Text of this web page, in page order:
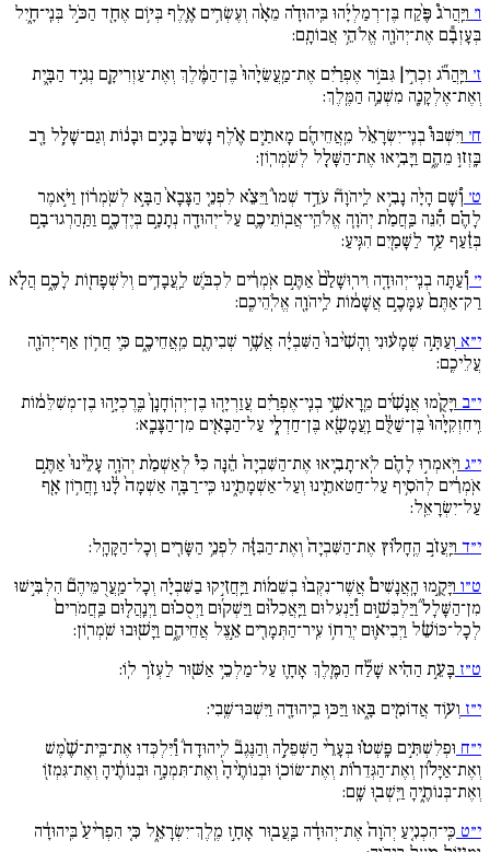
ו׳ וַיַּֽהֲרֹג֩ פֶּ֨קַח בֶּן־רְמַלְיָ֜הוּ בִּֽיהוּדָ֗ה מֵאָ֨ה וְעֶשְׂרִ֥ים אֶ֛לֶף בְּי֥וֹם אֶחָ֖ד הַכֹּ֣ל בְּנֵֽי־חָ֑יִל
בְּעָזְבָ֕ם אֶת־יְהֹוָ֖ה אֱלֹהֵ֥י אֲבוֹתָֽם:
ז׳ וַיַּֽהֲרֹ֞ג זִכְרִ֣י| גִּבּ֣וֹר אֶפְרַ֗יִם אֶת־מַֽעֲשֵׂיָ֙הוּ֙ בֶּן־הַמֶּ֔לֶךְ וְאֶת־עַזְרִיקָ֖ם נְגִ֣יד הַבָּ֑יִת
וְאֶת־אֶלְקָנָ֖ה מִשְׁנֵ֥ה הַמֶּֽלֶךְ:
ח׳ וַיִּשְׁבּוּ֩ בְנֵֽי־יִשְׂרָאֵ֨ל מֵֽאֲחֵיהֶ֜ם מָאתַ֣יִם אֶ֗לֶף נָשִׁים֙ בָּנִ֣ים וּבָנ֔וֹת וְגַם־שָׁלָ֥ל רָ֖ב
בָּֽזְז֣וּ מֵהֶ֑ם וַיָּבִ֥יאוּ אֶת־הַשָּׁלָ֖ל לְשֹֽׁמְרֽוֹן:
ט׳ וְ֠שָׁם הָיָ֨ה נָבִ֥יא לַֽיהֹוָה֘ עֹדֵ֣ד שְׁמוֹ֒ וַיֵּצֵ֗א לִפְנֵ֚י הַצָּבָא֙ הַבָּ֣א לְשֹֽׁמְר֔וֹן וַיֹּ֣אמֶר
לָהֶ֗ם הִ֠נֵּה בַּֽחֲמַ֨ת יְהֹוָ֧ה אֱלֹהֵֽי־אֲבֽוֹתֵיכֶ֛ם עַל־יְהוּדָ֖ה נְתָנָ֣ם בְּיֶדְכֶ֑ם וַתַּֽהַרְגוּ־בָ֣ם
בְּזַ֔עַף עַ֥ד לַשָּׁמַ֖יִם הִגִּֽיעַ:
י׳ וְ֠עַתָּה בְנֵֽי־יְהוּדָ֚ה וִירֽוּשָׁלִַ֙ם֙ אַתֶּ֣ם אֹֽמְרִ֔ים לִכְבֹּ֛שׁ לַֽעֲבָדִ֥ים וְלִשְׁפָח֖וֹת לָכֶ֑ם הֲלֹ֚א
רַק־אַתֶּם֙ עִמָּכֶ֣ם אֲשָׁמ֔וֹת לַֽיהֹוָ֖ה אֱלֹֽהֵיכֶֽם:
י״א וְעַתָּ֣ה שְׁמָע֔וּנִי וְהָשִׁ֙יבוּ֙ הַשִּׁבְיָ֔ה אֲשֶׁ֥ר שְׁבִיתֶ֖ם מֵֽאֲחֵיכֶ֑ם כִּ֛י חֲר֥וֹן אַף־יְהֹוָ֖ה
עֲלֵיכֶֽם:
י״ב וַיָּקֻ֨מוּ אֲנָשִׁ֜ים מֵֽרָאשֵׁ֣י בְנֵֽי־אֶפְרַ֗יִם עֲזַרְיָ֚הוּ בֶן־יְהֽוֹחָנָן֙ בֶּֽרֶכְיָ֣הוּ בֶן־מְשִׁלֵּמ֔וֹת
וִֽיחִזְקִיָּ֙הוּ֙ בֶּן־שַׁלֻּ֔ם וַֽעֲמָשָׂ֖א בֶּן־חַדְלָ֑י עַל־הַבָּאִ֖ים מִן־הַצָּבָֽא:
י״ג וַיֹּֽאמְר֣וּ לָהֶ֗ם לֹֽא־תָבִ֚יאוּ אֶת־הַשִּׁבְיָה֙ הֵ֔נָּה כִּי֩ לְאַשְׁמַ֨ת יְהֹוָ֚ה עָלֵ֙ינוּ֙ אַתֶּ֣ם
אֹֽמְרִ֔ים לְהֹסִ֥יף עַל־חַטֹּאתֵ֖ינוּ וְעַל־אַשְׁמָתֵ֑ינוּ כִּֽי־רַבָּ֚ה אַשְׁמָה֙ לָ֔נוּ וַֽחֲר֥וֹן אָ֖ף
עַל־יִשְׂרָאֵֽל:
י״ד וַיַּֽעֲזֹ֣ב הֶֽחָל֗וּץ אֶת־הַשִּׁבְיָה֙ וְאֶת־הַבִּזָּ֔ה לִפְנֵ֥י הַשָּׂרִ֖ים וְכָל־הַקָּהָֽל:
ט״ו וַיָּקֻ֣מוּ הָֽאֲנָשִׁים֩ אֲשֶׁר־נִקְּב֨וּ בְשֵׁמ֜וֹת וַיַּֽחֲזִ֣יקוּ בַשִּׁבְיָ֗ה וְכָל־מַֽעֲרֻמֵּיהֶם֘ הִלְבִּ֣ישׁוּ
מִן־הַשָּׁלָל֒ וַיַּלְבִּשׁ֣וּם וַ֠יַּנְעִלוּם וַיַּֽאֲכִל֨וּם וַיַּשְׁק֜וּם וַיְסֻכ֗וּם וַיְנַֽהֲל֚וּם בַּֽחֲמֹרִים֙
לְכָל־כּוֹשֵׁ֔ל וַיְבִיא֛וּם יְרֵח֥וֹ עִֽיר־הַתְּמָרִ֖ים אֵ֣צֶל אֲחֵיהֶ֑ם וַיָּשׁ֖וּבוּ שֹֽׁמְרֽוֹן:
ט״ז בָּעֵ֣ת הַהִ֗יא שָׁלַ֞ח הַמֶּ֧לֶךְ אָחָ֛ז עַל־מַלְכֵ֥י אַשּׁ֖וּר לַעְזֹ֥ר לֽוֹ:
י״ז וְע֥וֹד אֲדוֹמִ֖ים בָּ֑אוּ וַיַּכּ֥וּ בִֽיהוּדָ֖ה וַיִּשְׁבּוּ־שֶֽׁבִי:
י״ח וּפְלִשְׁתִּ֣ים פָּֽשְׁט֗וּ בְּעָרֵ֨י הַשְּׁפֵלָ֣ה וְהַנֶּגֶב֘ לִֽיהוּדָה֒ וַ֠יִּלְכְּדוּ אֶת־בֵּֽית־שֶׁ֨מֶשׁ
וְאֶת־אַיָּל֜וֹן וְאֶת־הַגְּדֵר֗וֹת וְאֶת־שׂוֹכ֚וֹ וּבְנוֹתֶ֙יהָ֙ וְאֶת־תִּמְנָ֣ה וּבְנוֹתֶ֔יהָ וְאֶת־גִּמְז֖וֹ
וְאֶת־בְּנוֹתֶ֑יהָ וַיֵּֽשְׁב֖וּ שָֽׁם:
י״ט כִּֽי־הִכְנִ֚יעַ יְהֹוָה֙ אֶת־יְהוּדָ֔ה בַּֽעֲב֖וּר אָחָ֣ז מֶֽלֶךְ־יִשְׂרָאֵ֑ל כִּ֚י הִפְרִ֙יעַ֙ בִּֽיהוּדָ֔ה